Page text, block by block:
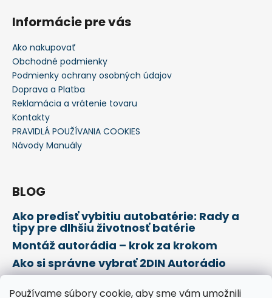
Používame súbory cookie, aby sme vám umožnili
Informácie pre vás
Ako nakupovať
Obchodné podmienky
Podmienky ochrany osobných údajov
Doprava a Platba
Reklamácia a vrátenie tovaru
Kontakty
PRAVIDLÁ POUŽÍVANIA COOKIES
Návody Manuály
BLOG
Ako predísť vybitiu autobatérie: Rady a
tipy pre dlhšiu životnosť batérie
Montáž autorádia – krok za krokom
Ako si správne vybrať 2DIN Autorádio